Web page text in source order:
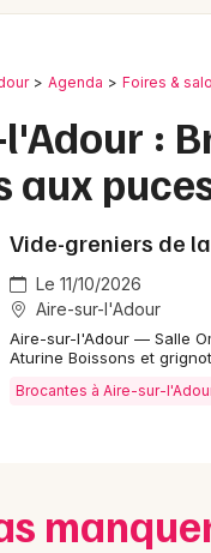
Agenda Foires &
:
aux
Vide-greniers de
Le 11/10/2026
Aire-sur-l'Adour
Aire-sur-l'Adour — Salle
Aturine Boissons et
Brocantes à Aire-sur-